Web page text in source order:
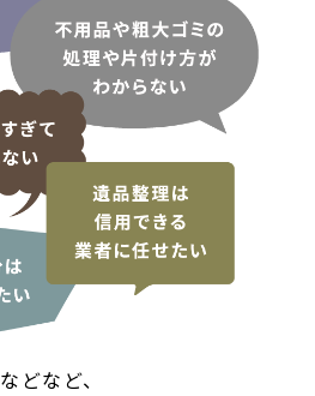
などなど、